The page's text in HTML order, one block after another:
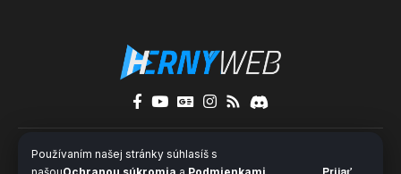
Používaním našej stránky súhlasíš s
O nás Kontakty
Ochrana súkromia a súbory cookies